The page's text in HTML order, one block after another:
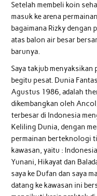
Setelah membeli koin
masuk ke arena
bagaimana Rizky dengan
atas balon air besar
barunya.
Saya takjub menyaksikan
begitu pesat. Dunia
Agustus 1986, adalah
dikembangkan oleh
terbesar di Indonesia
Keliling Dunia, dengan
permainan berteknologi
kawasan, yaitu :
Yunani, Hikayat dan
saya ke Dufan dan saya
datang ke kawasan ini